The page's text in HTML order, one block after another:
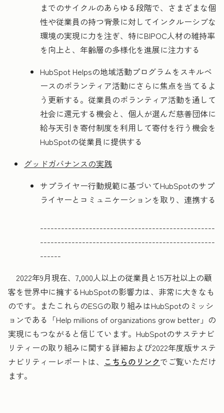
までのサイクルのあらゆる段階で、さまざまな個
性や従業員の持つ背景に対してインクルーシブな
環境の実現に力を注ぎ、特にBIPOC人材の維持率
を向上と、年齢層の多様化を進展に注力する
HubSpot Helpsの地域活動プログラムをスキルベ
ースのボランティア活動にさらに焦点を当てるよ
う更新する。従業員のボランティア活動を通して
社会に還元する機会と、個人が選んだ慈善団体に
給与天引き寄付制度を利用して寄付を行う機会を
HubSpotの従業員に提供する
グッドガバナンスの実践
サプライヤー行動規範に基づいてHubSpotのサプ
ライヤーとコミュニケーションを取り、連携する
--------------------------------------------------
--------------------------------------------------
------
2022年9月現在、7,000人以上の従業員と15万社以上の顧
客を世界中に擁するHubSpotの影響力は、非常に大きなも
のです。またこれらのESGの取り組みはHubSpotのミッシ
ョンである「Help millions of organizations grow better」の
実現にもつながると信じています。HubSpotのサステナビ
リティーの取り組みに関する詳細および2022年度版サステ
ナビリティーレポートは、 こちらのリンクでご覧いただけ
ます。